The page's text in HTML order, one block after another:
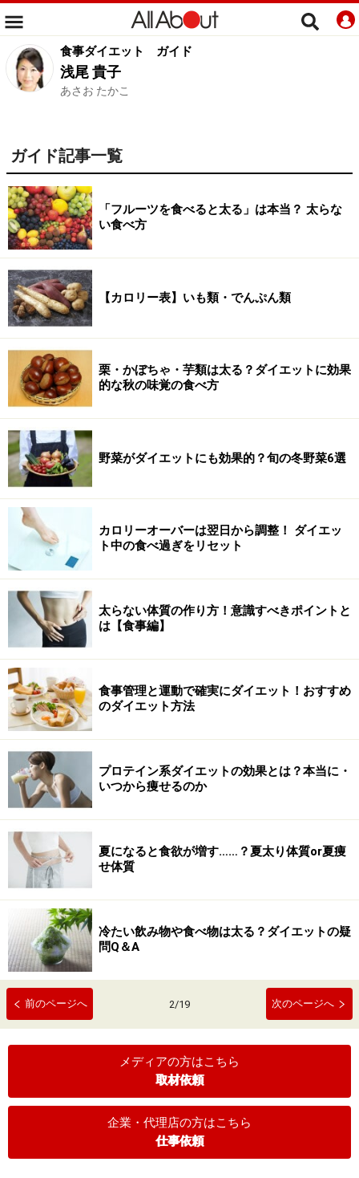
食事ダイエット ガイド
浅尾 貴子
あさお たかこ
ガイド記事一覧
「フルーツを食べると太る」は本当？ 太らな
い食べ方
【カロリー表】いも類・でんぷん類
栗・かぼちゃ・芋類は太る？ダイエットに効果
的な秋の味覚の食べ方
野菜がダイエットにも効果的？旬の冬野菜6選
カロリーオーバーは翌日から調整！ ダイエッ
ト中の食べ過ぎをリセット
太らない体質の作り方！意識すべきポイントと
は【食事編】
食事管理と運動で確実にダイエット！おすすめ
のダイエット方法
プロテイン系ダイエットの効果とは？本当に・
いつから痩せるのか
夏になると食欲が増す……？夏太り体質or夏痩
せ体質
冷たい飲み物や食べ物は太る？ダイエットの疑
問Q＆A
前のページへ 2/19 次のページへ
メディアの方はこちら
取材依頼
企業・代理店の方はこちら
仕事依頼